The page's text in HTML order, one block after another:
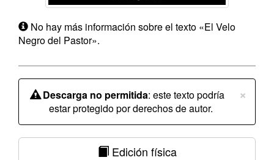
No hay más información sobre el texto «El Velo
Negro del Pastor».
×
Descarga no permitida: este texto podría
estar protegido por derechos de autor.
Edición física